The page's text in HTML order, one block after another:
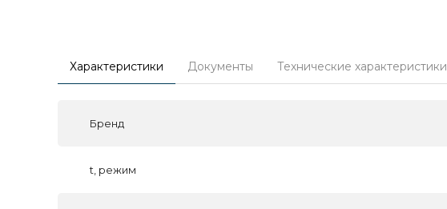
Характеристики Документы Технические характеристики
Бренд
t, режим